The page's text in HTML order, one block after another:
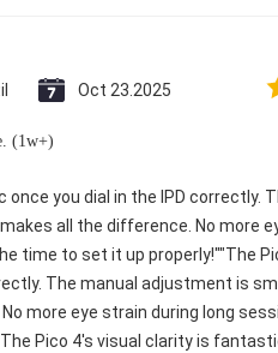
Oct 23.2025
(1w+)
you dial in the IPD correctly.
all the difference. No more
time to set it up properly!""The
The manual adjustment is
more eye strain during long
Pico 4's visual clarity is